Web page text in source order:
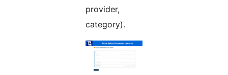
provider,
category).